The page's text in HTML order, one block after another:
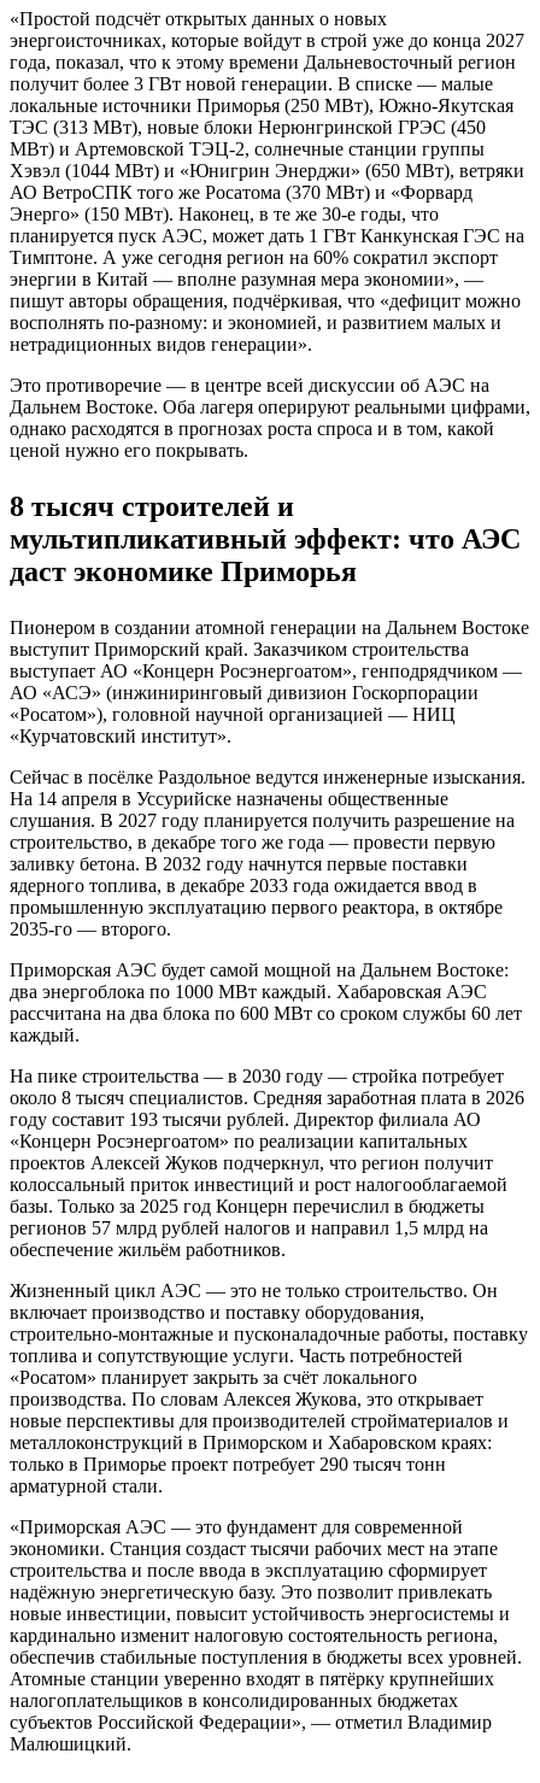
«Простой подсчёт открытых данных о новых
энергоисточниках, которые войдут в строй уже до конца 2027
года, показал, что к этому времени Дальневосточный регион
получит более 3 ГВт новой генерации. В списке — малые
локальные источники Приморья (250 МВт), Южно-Якутская
ТЭС (313 МВт), новые блоки Нерюнгринской ГРЭС (450
МВт) и Артемовской ТЭЦ-2, солнечные станции группы
Хэвэл (1044 МВт) и «Юнигрин Энерджи» (650 МВт), ветряки
АО ВетроСПК того же Росатома (370 МВт) и «Форвард
Энерго» (150 МВт). Наконец, в те же 30-е годы, что
планируется пуск АЭС, может дать 1 ГВт Канкунская ГЭС на
Тимптоне. А уже сегодня регион на 60% сократил экспорт
энергии в Китай — вполне разумная мера экономии», —
пишут авторы обращения, подчёркивая, что «дефицит можно
восполнять по-разному: и экономией, и развитием малых и
нетрадиционных видов генерации».
Это противоречие — в центре всей дискуссии об АЭС на
Дальнем Востоке. Оба лагеря оперируют реальными цифрами,
однако расходятся в прогнозах роста спроса и в том, какой
ценой нужно его покрывать.
8 тысяч строителей и
мультипликативный эффект: что АЭС
даст экономике Приморья
Пионером в создании атомной генерации на Дальнем Востоке
выступит Приморский край. Заказчиком строительства
выступает АО «Концерн Росэнергоатом», генподрядчиком —
АО «АСЭ» (инжиниринговый дивизион Госкорпорации
«Росатом»), головной научной организацией — НИЦ
«Курчатовский институт».
Сейчас в посёлке Раздольное ведутся инженерные изыскания.
На 14 апреля в Уссурийске назначены общественные
слушания. В 2027 году планируется получить разрешение на
строительство, в декабре того же года — провести первую
заливку бетона. В 2032 году начнутся первые поставки
ядерного топлива, в декабре 2033 года ожидается ввод в
промышленную эксплуатацию первого реактора, в октябре
2035-го — второго.
Приморская АЭС будет самой мощной на Дальнем Востоке:
два энергоблока по 1000 МВт каждый. Хабаровская АЭС
рассчитана на два блока по 600 МВт со сроком службы 60 лет
каждый.
На пике строительства — в 2030 году — стройка потребует
около 8 тысяч специалистов. Средняя заработная плата в 2026
году составит 193 тысячи рублей. Директор филиала АО
«Концерн Росэнергоатом» по реализации капитальных
проектов Алексей Жуков подчеркнул, что регион получит
колоссальный приток инвестиций и рост налогооблагаемой
базы. Только за 2025 год Концерн перечислил в бюджеты
регионов 57 млрд рублей налогов и направил 1,5 млрд на
обеспечение жильём работников.
Жизненный цикл АЭС — это не только строительство. Он
включает производство и поставку оборудования,
строительно-монтажные и пусконаладочные работы, поставку
топлива и сопутствующие услуги. Часть потребностей
«Росатом» планирует закрыть за счёт локального
производства. По словам Алексея Жукова, это открывает
новые перспективы для производителей стройматериалов и
металлоконструкций в Приморском и Хабаровском краях:
только в Приморье проект потребует 290 тысяч тонн
арматурной стали.
«Приморская АЭС — это фундамент для современной
экономики. Станция создаст тысячи рабочих мест на этапе
строительства и после ввода в эксплуатацию сформирует
надёжную энергетическую базу. Это позволит привлекать
новые инвестиции, повысит устойчивость энергосистемы и
кардинально изменит налоговую состоятельность региона,
обеспечив стабильные поступления в бюджеты всех уровней.
Атомные станции уверенно входят в пятёрку крупнейших
налогоплательщиков в консолидированных бюджетах
субъектов Российской Федерации», — отметил Владимир
Малюшицкий.